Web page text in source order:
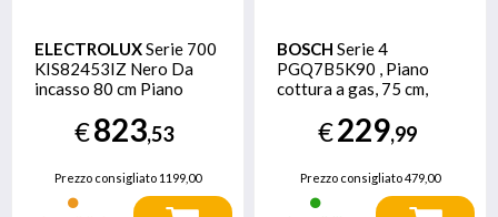
ELECTROLUXSerie 700
KIS82453IZ Nero Da
incasso 80 cm Piano
Fornello(i)
€823,53
Prezzo consigliato1199,00
BOSCH Serie 4
PGQ7B5K90 , Piano
cottura a gas, 75 cm,
€229,99
Prezzo consigliato479,00